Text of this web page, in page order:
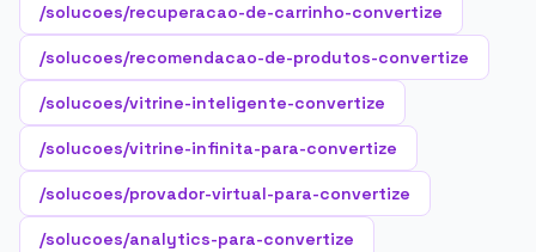
/solucoes/recuperacao-de-carrinho-convertize
/solucoes/recomendacao-de-produtos-convertize
/solucoes/vitrine-inteligente-convertize
/solucoes/vitrine-infinita-para-convertize
/solucoes/provador-virtual-para-convertize
/solucoes/analytics-para-convertize